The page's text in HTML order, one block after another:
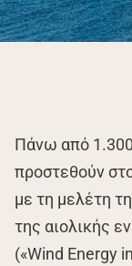
Πάνω από 1.300
προστεθούν
με τη μελέτη
της αιολικής
(«Wind Energy